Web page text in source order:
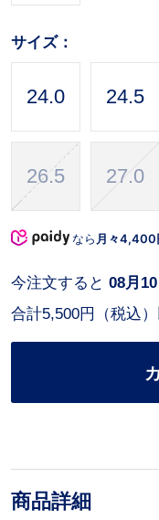
サイズ：
24.0 24.5
26.5 27.0
なら 月々4,400
合計5,500円（税込
今注文すると 08月10
商品詳細